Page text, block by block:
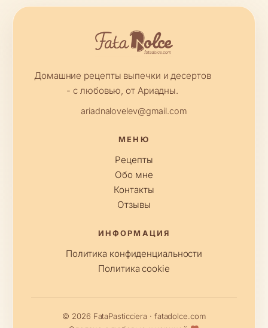
Домашние рецепты выпечки и десертов
- с любовью, от Ариадны.
ariadnalovelev@gmail.com
МЕНЮ
Рецепты
Обо мне
Контакты
Отзывы
ИНФОРМАЦИЯ
Политика конфиденциальности
Политика cookie
© 2026 FataPasticciera · fatadolce.com